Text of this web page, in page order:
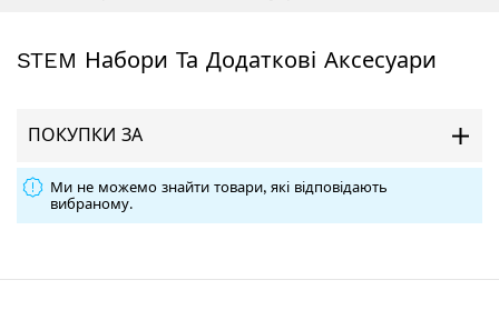
STEM Набори Та Додаткові Аксесуари
ПОКУПКИ ЗА
Ми не можемо знайти товари, які відповідають
вибраному.